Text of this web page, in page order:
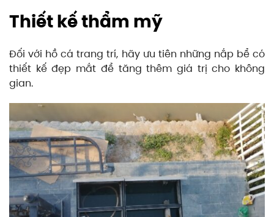
Thiết kế thẩm mỹ
Đối với hồ cá trang trí, hãy ưu tiên những nắp bể có
thiết kế đẹp mắt để tăng thêm giá trị cho không
gian.